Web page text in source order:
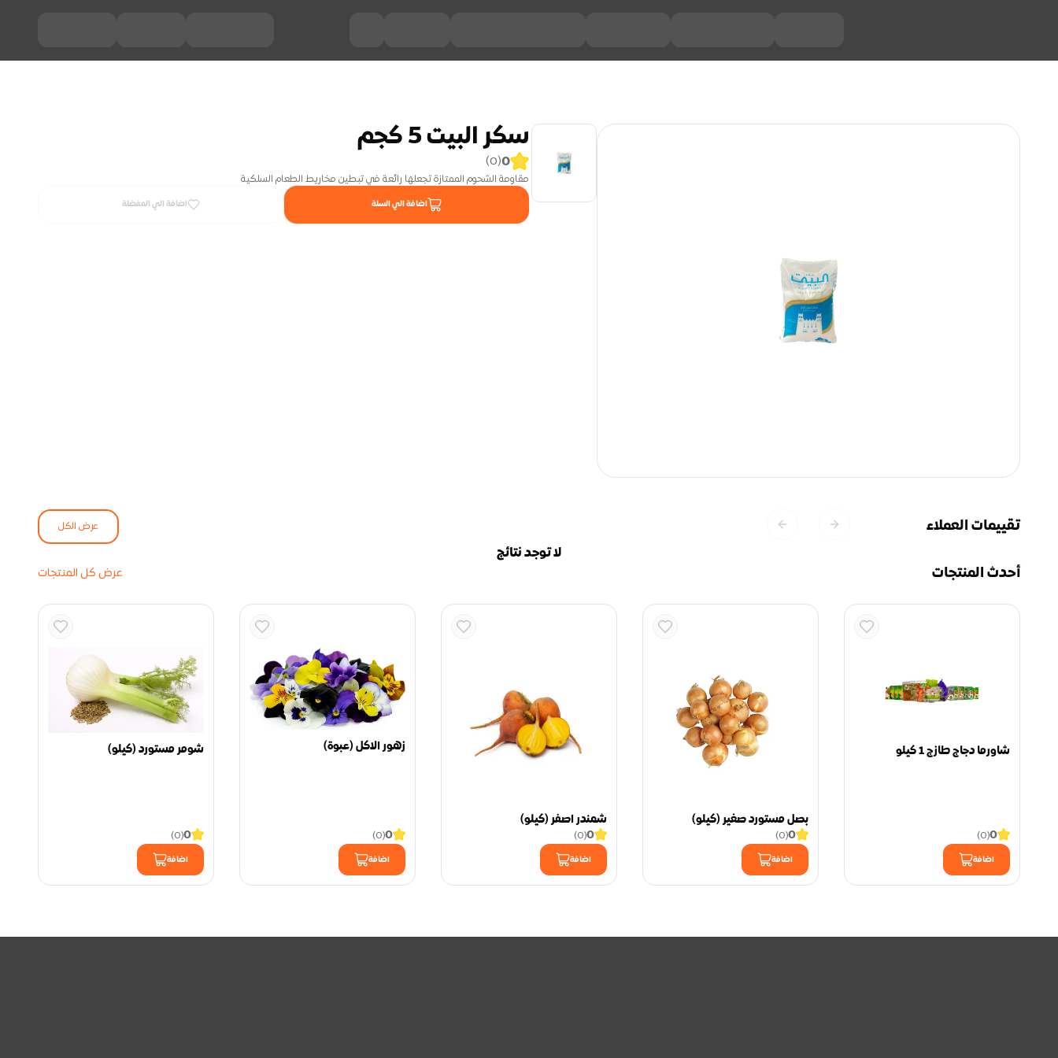
Previous slideNext slide
سكر البيت 5 كجم
0
(
0
)
مقاومة الشحوم الممتازة تجعلها رائعة في تبطين مخاريط الطعام السلكية
اضافة الي السلة اضافة الي المفضلة
تقييمات العملاء عرض الكل
لا توجد نتائج
أحدث المنتجات عرض كل المنتجات
شاورما دجاج طازج 1 كيلو
0
(
0
)
اضافة
بصل مستورد صغير (كيلو)
0
(
0
)
اضافة
شمندر اصفر (كيلو)
0
(
0
)
اضافة
زهور الاكل (عبوة)
0
(
0
)
اضافة
شومر مستورد (كيلو)
0
(
0
)
اضافة